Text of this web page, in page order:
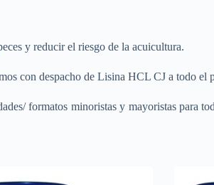
y reducir el riesgo de la acuicultura.
con despacho de Lisina HCL CJ a todo el
formatos minoristas y mayoristas para